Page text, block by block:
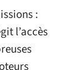
:
l’accès